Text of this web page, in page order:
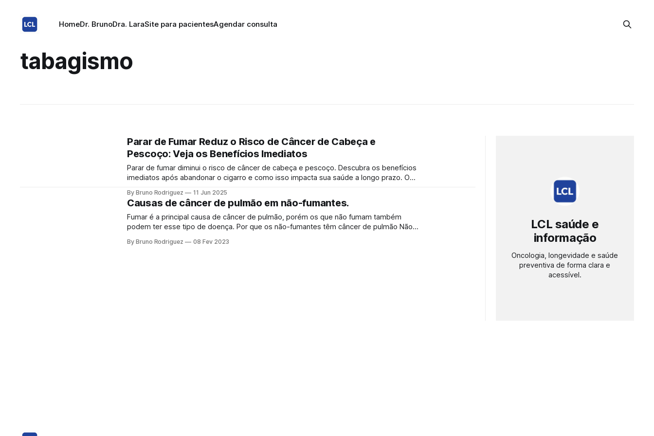
HomeDr. BrunoDra. LaraSite para pacientesAgendar consulta
tabagismo
Parar de Fumar Reduz o Risco de Câncer de Cabeça e
Pescoço: Veja os Benefícios Imediatos
Parar de fumar diminui o risco de câncer de cabeça e pescoço. Descubra os benefícios
imediatos após abandonar o cigarro e como isso impacta sua saúde a longo prazo. O
pescoço, incluindo os tumores de
By Bruno Rodriguez 11 Jun 2025
Causas de câncer de pulmão em não-fumantes.
Fumar é a principal causa de câncer de pulmão, porém os que não fumam também
podem ter esse tipo de doença. Por que os não-fumantes têm câncer de pulmão Não
tumores pulmonares se desenvolvem
By Bruno Rodriguez 08 Fev 2023
LCL saúde e
informação
Oncologia, longevidade e saúde
preventiva de forma clara e
acessível.